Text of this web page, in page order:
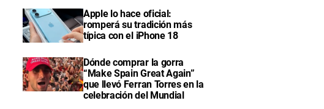
Apple lo hace oficial:
romperá su tradición más
típica con el iPhone 18
Dónde comprar la gorra
“Make Spain Great Again”
que llevó Ferran Torres en la
celebración del Mundial